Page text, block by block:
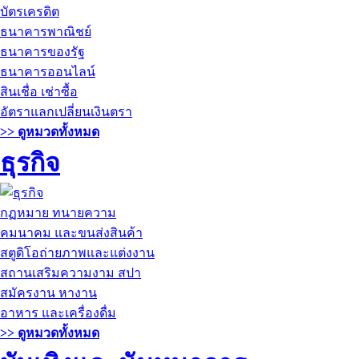
บัตรเครดิต
ธนาคารพาณิชย์
ธนาคารของรัฐ
ธนาคารออนไลน์
สินเชื่อ เช่าซื้อ
อัตราแลกเปลี่ยนเงินตรา
>> ดูหมวดทั้งหมด
ธุรกิจ
กฏหมาย ทนายความ
คมนาคม และขนส่งสินค้า
สตูดิโอถ่ายภาพและแต่งงาน
สถานเสริมความงาม สปา
สมัครงาน หางาน
อาหาร และเครื่องดื่ม
>> ดูหมวดทั้งหมด